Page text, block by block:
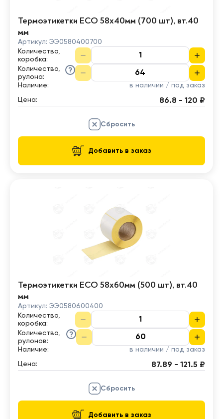
Термоэтикетки ECO 58х40мм (700 шт), вт.40
мм
Артикул: ЭЭ0580400700
Количество,
коробка:
Количество,
рулона:
Наличие:
в наличии / под заказ
Цена: 86.8 - 120 ₽
Сбросить
Добавить в заказ
Термоэтикетки ECO 58х60мм (500 шт), вт.40
мм
Артикул: ЭЭ0580600400
Количество,
коробка:
Количество,
рулонов:
Наличие:
в наличии / под заказ
Цена: 87.89 - 121.5 ₽
Сбросить
Добавить в заказ